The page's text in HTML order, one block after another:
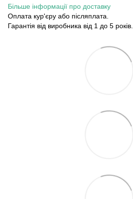
Більше інформації про доставку
Оплата кур'єру або післяплата.
Гарантія від виробника від 1 до 5 років.